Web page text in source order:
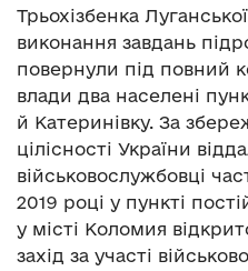
Трьохізбенка
виконання завдань
повернули під повний
влади два населені
й Катеринівку. За
цілісності України
військовослужбовці
2019 році у пункті
у місті Коломия
захід за участі